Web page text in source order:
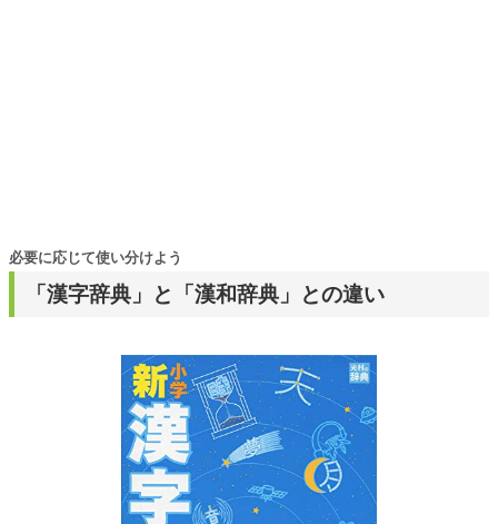
「漢字辞典」と「漢和辞典」との違い
必要に応じて使い分けよう